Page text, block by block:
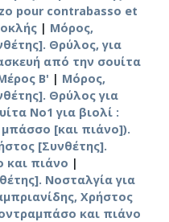
pour contrabasso et
| Μόρος,
Θρύλος, για
από την σουίτα
Β' | Μόρος,
Θρύλος για
No1 για βιολί :
[και πιάνο]).
[Συνθέτης].
και πιάνο |
Νοσταλγία για
Χρήστος
και πιάνο